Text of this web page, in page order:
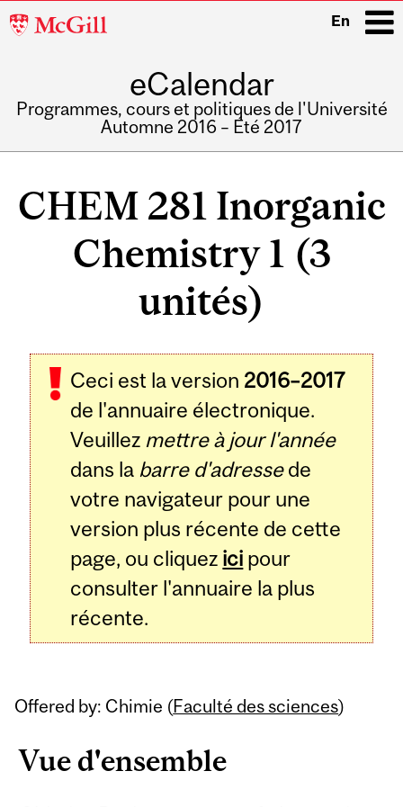
McGill
En
eCalendar
Programmes, cours et politiques de l'Université
Automne 2016 – Été 2017
CHEM 281 Inorganic
Chemistry 1 (3
unités)
Ceci est la version 2016–2017
de l'annuaire électronique.
Veuillez mettre à jour l'année
dans la barre d'adressede
votre navigateur pour une
version plus récente de cette
page, ou cliquez ici pour
consulter l'annuaire la plus
récente.
Offered by: Chimie (Faculté des sciences)
Vue d'ensemble